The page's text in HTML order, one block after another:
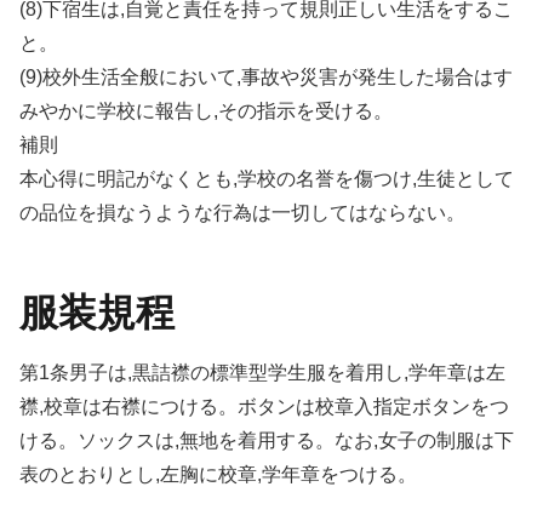
(8)下宿生は,自覚と責任を持って規則正しい生活をするこ
と。
(9)校外生活全般において,事故や災害が発生した場合はす
みやかに学校に報告し,その指示を受ける。
補則
本心得に明記がなくとも,学校の名誉を傷つけ,生徒として
の品位を損なうような行為は一切してはならない。
服装規程
第1条男子は,黒詰襟の標準型学生服を着用し,学年章は左
襟,校章は右襟につける。ボタンは校章入指定ボタンをつ
ける。ソックスは,無地を着用する。なお,女子の制服は下
表のとおりとし,左胸に校章,学年章をつける。